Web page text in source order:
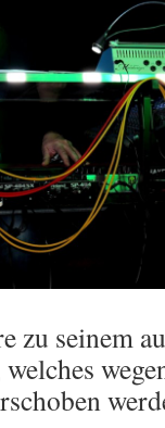
zu seinem